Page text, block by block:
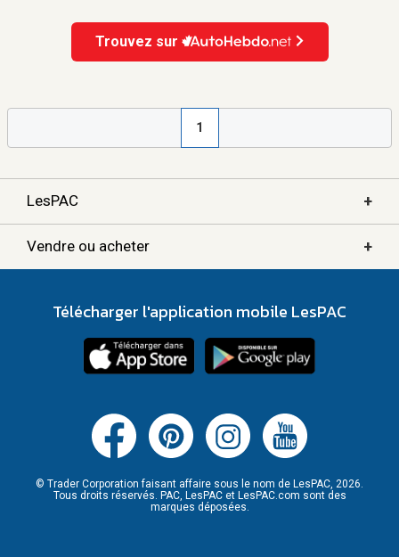
Trouvez sur
1
LesPAC +
Vendre ou acheter +
Télécharger l'application mobile LesPAC
© Trader Corporation faisant affaire sous le nom de LesPAC, 2026.
Tous droits réservés. PAC, LesPAC et LesPAC.com sont des
marques déposées.